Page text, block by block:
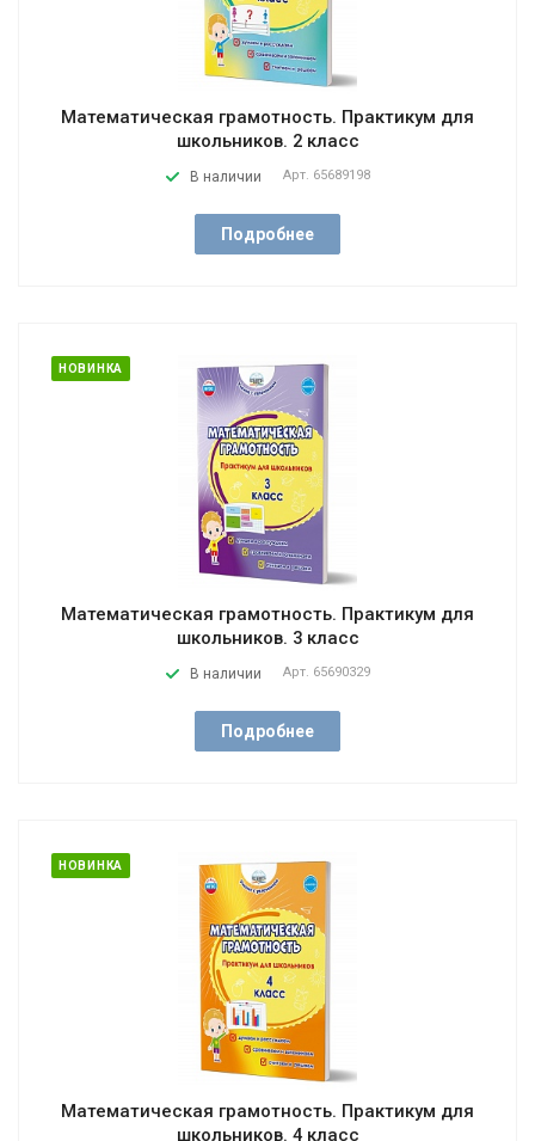
Математическая грамотность. Практикум для
школьников. 2 класс
В наличии Арт. 65689198
Подробнее
НОВИНКА
Математическая грамотность. Практикум для
школьников. 3 класс
В наличии Арт. 65690329
Подробнее
НОВИНКА
Математическая грамотность. Практикум для
школьников. 4 класс